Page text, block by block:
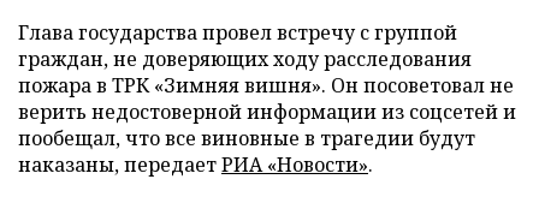
Глава государства провел встречу с группой
граждан, не доверяющих ходу расследования
пожара в ТРК «Зимняя вишня». Он посоветовал не
верить недостоверной информации из соцсетей и
пообещал, что все виновные в трагедии будут
наказаны, передаетРИА «Новости».